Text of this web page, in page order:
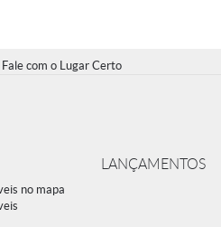
Fale com o Lugar Certo
no mapa
LANÇAMENTOS